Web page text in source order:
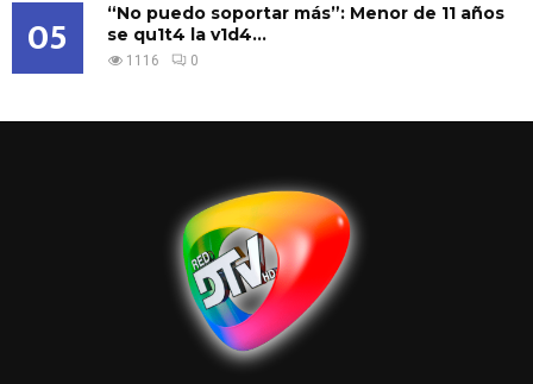
05
“No puedo soportar más”: Menor de 11 años
se qu1t4 la v1d4...
1116 0